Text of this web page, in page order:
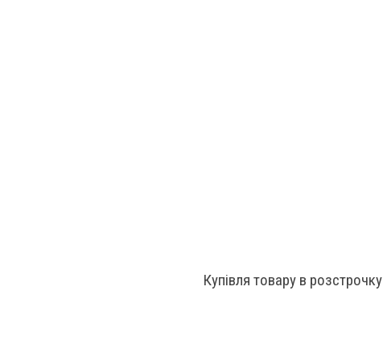
Купівля товару в розстрочку